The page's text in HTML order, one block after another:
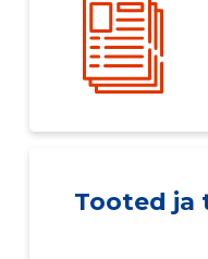
Tooted ja